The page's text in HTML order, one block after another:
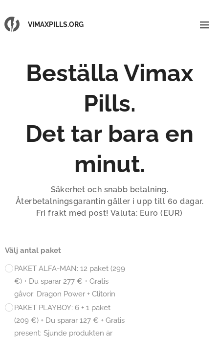
VIMAXPILLS.ORG
Beställa Vimax
Pills.
Det tar bara en
minut.
Säkerhet och snabb betalning.
Återbetalningsgarantin gäller i upp till 60 dagar.
Fri frakt med post! Valuta: Euro (EUR)
Välj antal paket
PAKET ALFA-MAN: 12 paket (299
€) + Du sparar 277 € + Gratis
gåvor: Dragon Power + Clitorin
PAKET PLAYBOY: 6 + 1 paket
(209 €) + Du sparar 127 € + Gratis
present: Sjunde produkten är